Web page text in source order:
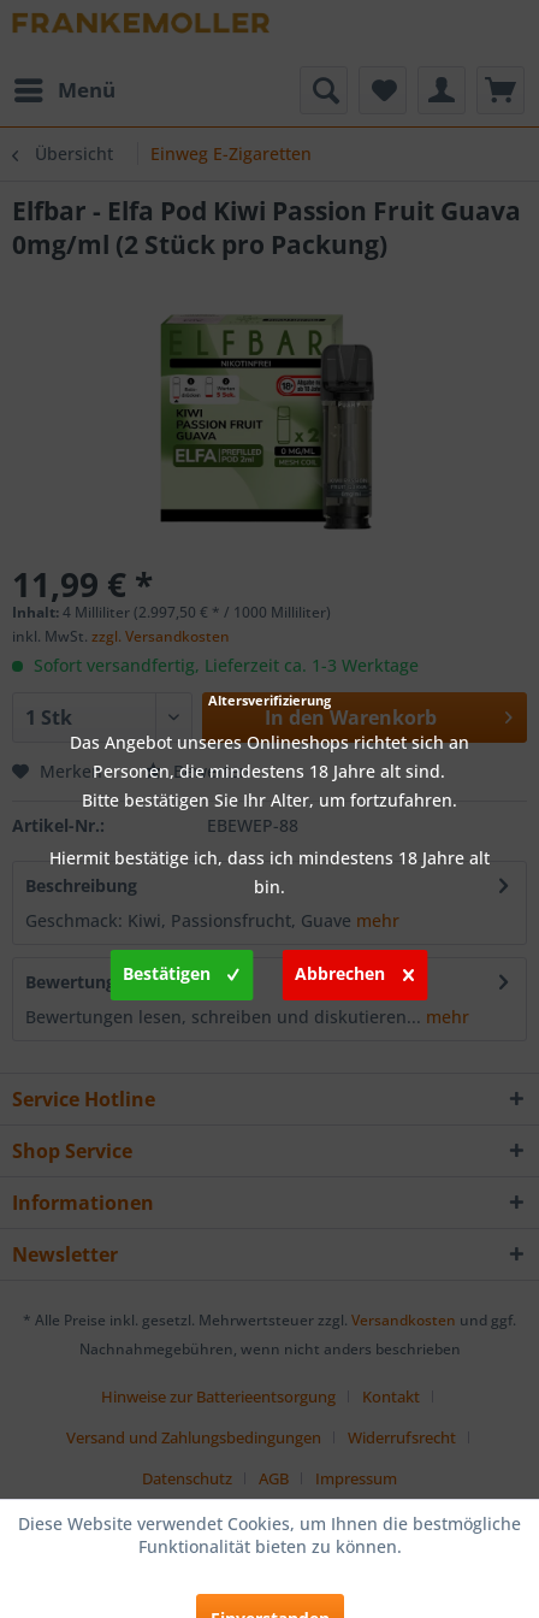
Menü
Übersicht Einweg E-Zigaretten
Elfbar - Elfa Pod Kiwi Passion Fruit Guava
0mg/ml (2 Stück pro Packung)
11,99 € *
Inhalt:4 Milliliter (2.997,50 € * / 1000 Milliliter)
inkl. MwSt. zzgl. Versandkosten
Sofort versandfertig, Lieferzeit ca. 1-3 Werktage
In denWarenkorb
Merken Bewerten
Artikel-Nr.: EBEWEP-88
Beschreibung
Geschmack: Kiwi, Passionsfrucht, Guave mehr
Bewertungen
0
Bewertungen lesen, schreiben und diskutieren... mehr
Service Hotline
Shop Service
Informationen
Newsletter
* Alle Preise inkl. gesetzl. Mehrwertsteuer zzgl. Versandkosten und ggf.
Nachnahmegebühren, wenn nicht anders beschrieben
Hinweise zur Batterieentsorgung
Kontakt
Versand und Zahlungsbedingungen
Widerrufsrecht
Datenschutz
AGB Impressum
Diese Website verwendet Cookies, um Ihnen die bestmögliche
Funktionalität bieten zu können.
Altersverifizierung
Das Angebot unseres Onlineshops richtet sich an
Personen, die mindestens 18 Jahre alt sind.
Bitte bestätigen Sie Ihr Alter, um fortzufahren.
Hiermit bestätige ich, dass ich mindestens 18 Jahre alt
bin.
Bestätigen Abbrechen